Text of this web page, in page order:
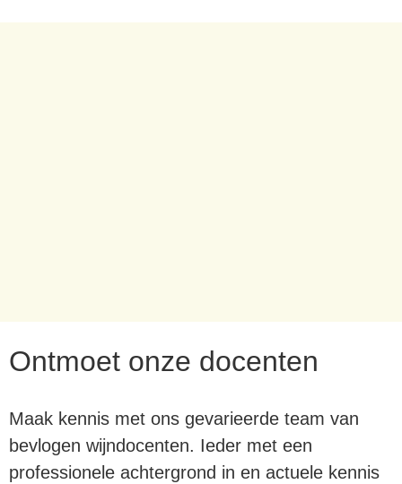
Ontmoet onze docenten
Maak kennis met ons gevarieerde team van
bevlogen wijndocenten. Ieder met een
professionele achtergrond in en actuele kennis